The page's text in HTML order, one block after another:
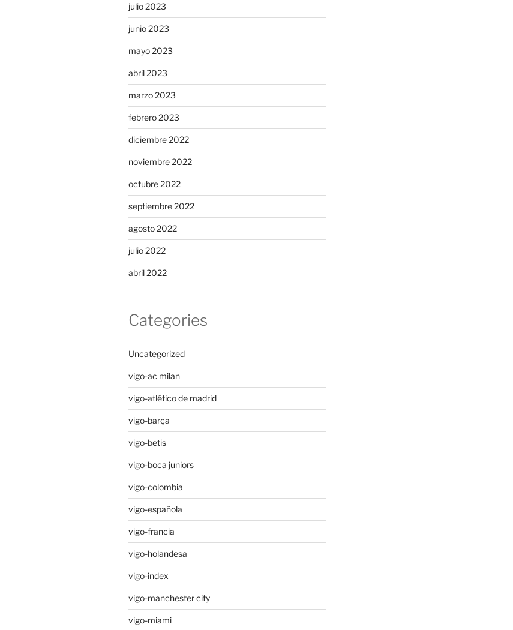
julio 2023
junio 2023
mayo 2023
abril 2023
marzo 2023
febrero 2023
diciembre 2022
noviembre 2022
octubre 2022
septiembre 2022
agosto 2022
julio 2022
abril 2022
Categories
Uncategorized
vigo-ac milan
vigo-atlético de madrid
vigo-barça
vigo-betis
vigo-boca juniors
vigo-colombia
vigo-española
vigo-francia
vigo-holandesa
vigo-index
vigo-manchester city
vigo-miami